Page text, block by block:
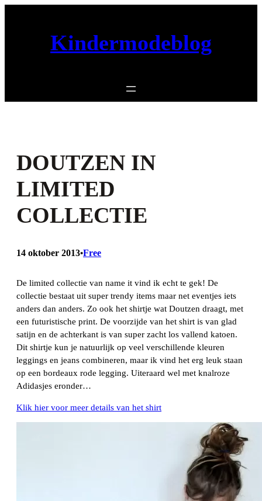
Kindermodeblog
DOUTZEN IN
LIMITED
COLLECTIE
14 oktober 2013•Free
De limited collectie van name it vind ik echt te gek! De
collectie bestaat uit super trendy items maar net eventjes iets
anders dan anders. Zo ook het shirtje wat Doutzen draagt, met
een futuristische print. De voorzijde van het shirt is van glad
satijn en de achterkant is van super zacht los vallend katoen.
Dit shirtje kun je natuurlijk op veel verschillende kleuren
leggings en jeans combineren, maar ik vind het erg leuk staan
op een bordeaux rode legging. Uiteraard wel met knalroze
Adidasjes eronder…
Klik hier voor meer details van het shirt